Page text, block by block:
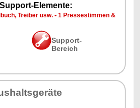
Elemente:
Treiber usw. • 1 Pressestimmen &
Support-
Bereich